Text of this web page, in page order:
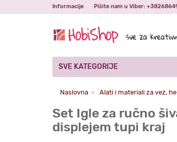
Informacije Pišite nam u Viber:
SVE KATEGORIJE
Naslovna Alati i materiali za vez,
Set Igle za ručno
displejem tupi kraj